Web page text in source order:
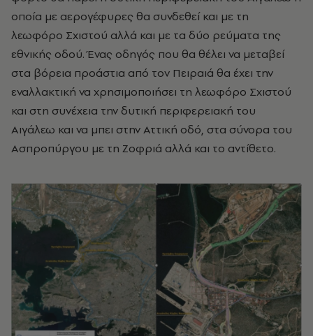
οποία με αερογέφυρες θα συνδεθεί και με τη
λεωφόρο Σχιστού αλλά και με τα δύο ρεύματα της
εθνικής οδού. Ένας οδηγός που θα θέλει να μεταβεί
στα βόρεια προάστια από τον Πειραιά θα έχει την
εναλλακτική να χρησιμοποιήσει τη λεωφόρο Σχιστού
και στη συνέχεια την δυτική περιφερειακή του
Αιγάλεω και να μπει στην Αττική οδό, στα σύνορα του
Ασπροπύργου με τη Ζοφριά αλλά και το αντίθετο.